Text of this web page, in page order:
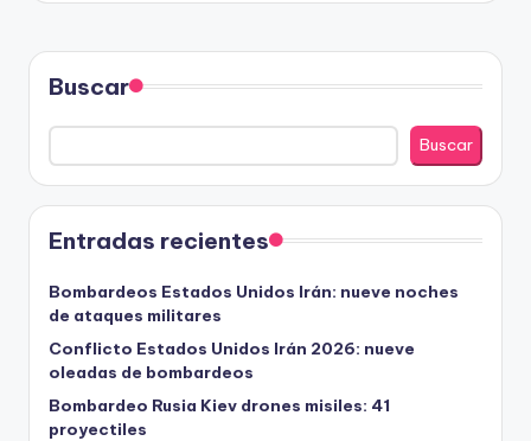
Buscar
Buscar
Entradas recientes
Bombardeos Estados Unidos Irán: nueve noches
de ataques militares
Conflicto Estados Unidos Irán 2026: nueve
oleadas de bombardeos
Bombardeo Rusia Kiev drones misiles: 41
proyectiles